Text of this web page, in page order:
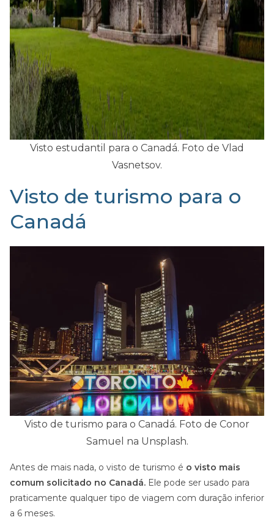
Visto estudantil para o Canadá. Foto de Vlad
Vasnetsov.
Visto de turismo para o
Canadá
Visto de turismo para o Canadá. Foto de Conor
Samuel na Unsplash.
Antes de mais nada, o visto de turismo é o visto mais
comum solicitado no Canadá. Ele pode ser usado para
praticamente qualquer tipo de viagem com duração inferior
a 6 meses.